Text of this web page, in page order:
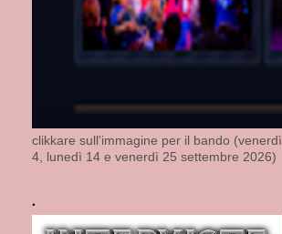
clikkare sull'immagine per il bando (venerdì
4, lunedì 14 e venerdì 25 settembre 2026)
.